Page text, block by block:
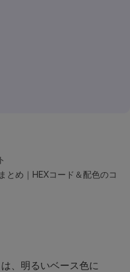
とめ｜HEXコード＆配色のコ
、明るいベース色に